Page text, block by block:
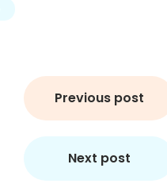
Previous post
Next post